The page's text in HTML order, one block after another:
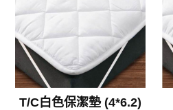
T/C白色保潔墊 (4*6.2)